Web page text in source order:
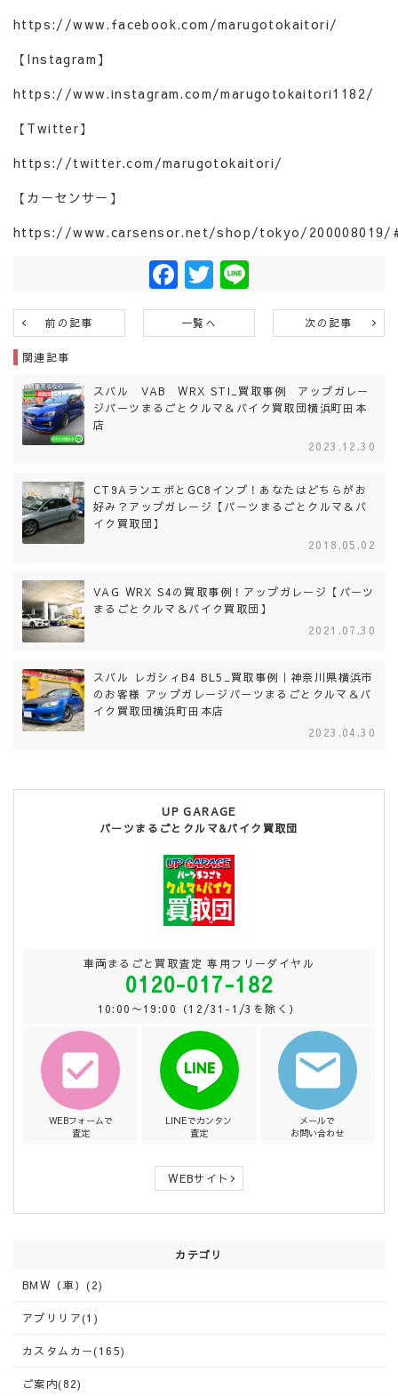
https://www.facebook.com/marugotokaitori/
【Instagram】
https://www.instagram.com/marugotokaitori1182/
【Twitter】
https://twitter.com/marugotokaitori/
【カーセンサー】
https://www.carsensor.net/shop/tokyo/200008019/
Facebook
Twitter
前の記事 一覧へ 次の記事
関連記事
スバル VAB WRX STI_買取事例 アップガレー
ジパーツまるごとクルマ＆バイク買取団横浜町田本
店
2023.12.30
CT9AランエボとGC8インプ！あなたはどちらがお
好み？アップガレージ【パーツまるごとクルマ＆バ
イク買取団】
2018.05.02
VAG WRX S4の買取事例！アップガレージ【パーツ
まるごとクルマ＆バイク買取団】
2021.07.30
スバル レガシィB4 BL5_買取事例｜神奈川県横浜市
のお客様 アップガレージパーツまるごとクルマ＆バ
イク買取団横浜町田本店
2023.04.30
UP GARAGE
パーツまるごとクルマ&バイク買取団
車両まるごと買取査定 専用フリーダイヤル
0120-017-182
10:00〜19:00（12/31-1/3を除く）
WEBフォームで
査定
LINEでカンタン
査定
メールで
お問い合わせ
WEBサイト
カテゴリ
BMW（車）(2)
アプリリア(1)
カスタムカー(165)
ご案内(82)